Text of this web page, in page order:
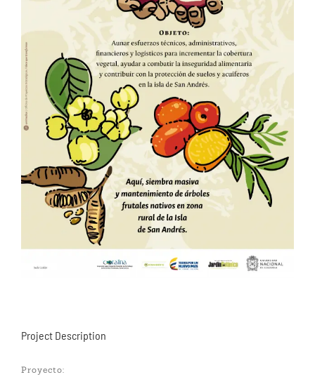
Project Description
Proyecto: